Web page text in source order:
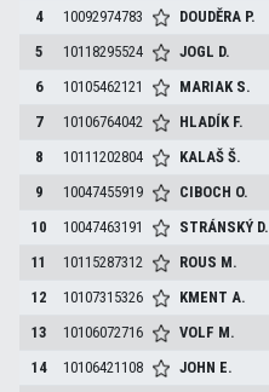
4
10092974783 DOUDĚRA P.
5
10118295524 JOGL D.
6
10105462121 MARIAK S.
7
10106764042 HLADÍK F.
8
10111202804 KALAŠŠ.
9
10047455919 CIBOCH O.
10
10047463191 STRÁNSKÝ D.
11
10115287312 ROUS M.
12
10107315326 KMENTA.
13
10106072716 VOLF M.
14
10106421108 JOHN E.